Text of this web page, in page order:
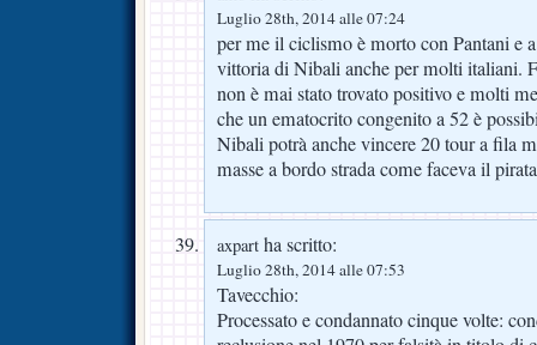
Luglio 28th, 2014 alle 07:24
per me il ciclismo è morto con Pantani e
vittoria di Nibali anche per molti italiani.
non è mai stato trovato positivo e molti
che un ematocrito congenito a 52 è
Nibali potrà anche vincere 20 tour a fila
masse a bordo strada come faceva il
axpart ha scritto:
Luglio 28th, 2014 alle 07:53
Tavecchio:
Processato e condannato cinque volte: